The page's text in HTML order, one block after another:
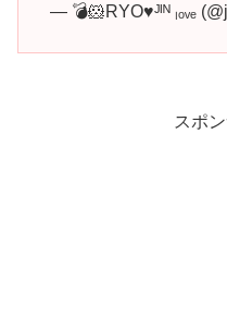
— 💣️🐹RYO♥️ᴶᴵᴺ ₗₒᵥₑ
スポ